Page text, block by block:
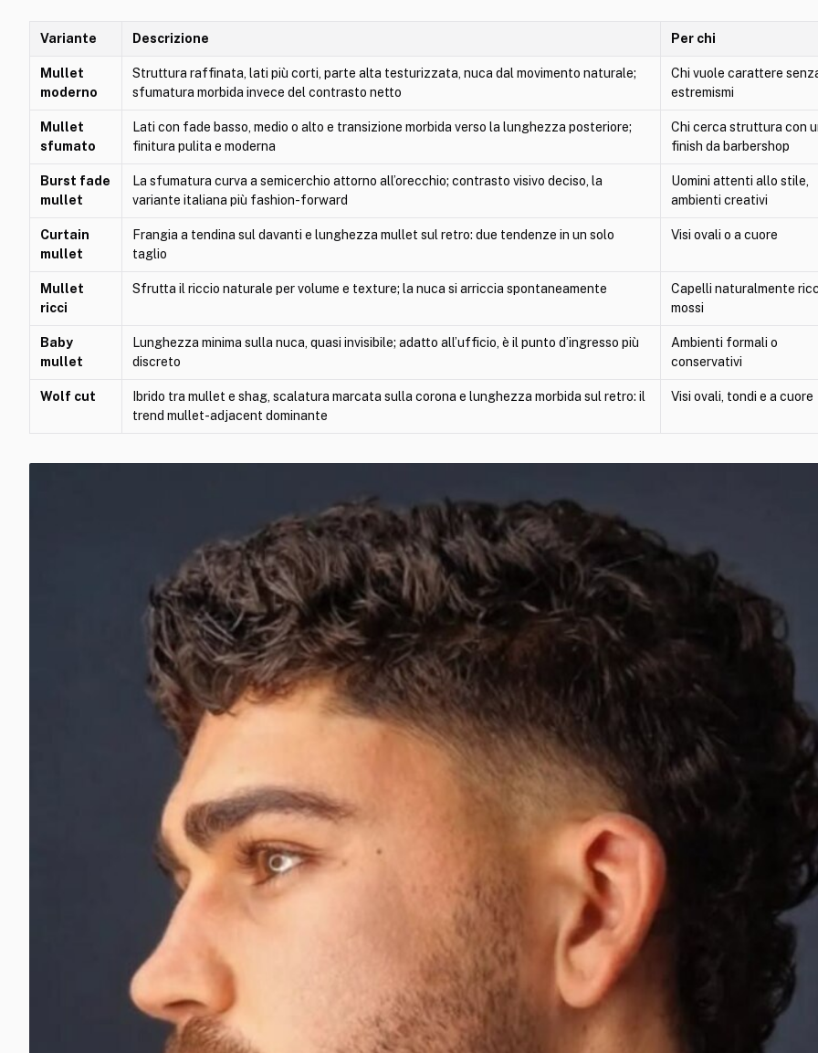
Variante Descrizione Per chi
Mullet
moderno
Struttura raffinata, lati più corti, parte alta testurizzata, nuca dal movimento naturale;
sfumatura morbida invece del contrasto netto
Chi vuole carattere
estremismi
Mullet
sfumato
Lati con fade basso, medio o alto e transizione morbida verso la lunghezza posteriore;
finitura pulita e moderna
Chi cerca struttura con
finish da barbershop
Burst fade
mullet
La sfumatura curva a semicerchio attorno all’orecchio; contrasto visivo deciso, la
variante italiana più fashion-forward
Uomini attenti allo stile,
ambienti creativi
Curtain
mullet
Frangia a tendina sul davanti e lunghezza mullet sul retro: due tendenze in un solo
taglio
Visi ovali o a cuore
Mullet
ricci
Sfrutta il riccio naturale per volume e texture; la nuca si arriccia spontaneamente
Capelli naturalmente
mossi
Baby
mullet
Lunghezza minima sulla nuca, quasi invisibile; adatto all’ufficio, è il punto d’ingresso più
discreto
Ambienti formali o
conservativi
Wolf cut
Ibrido tra mullet e shag, scalatura marcata sulla corona e lunghezza morbida sul retro: il
trend mullet-adjacent dominante
Visi ovali, tondi e a cuore